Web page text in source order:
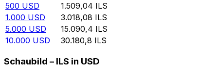
500 USD 1.509,04 ILS
1.000 USD 3.018,08 ILS
5.000 USD 15.090,4 ILS
10.000 USD 30.180,8 ILS
Schaubild – ILS in USD